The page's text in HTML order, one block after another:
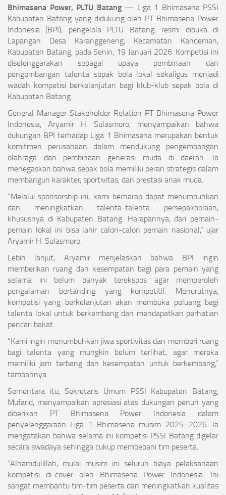
Bhimasena Power, PLTU Batang— Liga 1 Bhimasena PSSI
Kabupaten Batang yang didukung oleh PT Bhimasena Power
Indonesia (BPI), pengelola PLTU Batang, resmi dibuka di
Lapangan Desa Karanggeneng, Kecamatan Kandeman,
Kabupaten Batang, pada Senin, 19 Januari 2026. Kompetisi ini
diselenggarakan sebagai upaya pembinaan dan
pengembangan talenta sepak bola lokal sekaligus menjadi
wadah kompetisi berkelanjutan bagi klub-klub sepak bola di
Kabupaten Batang.
General Manager Stakeholder Relation PT Bhimasena Power
Indonesia, Aryamir H. Sulasmoro, menyampaikan bahwa
dukungan BPI terhadap Liga 1 Bhimasena merupakan bentuk
komitmen perusahaan dalam mendukung pengembangan
olahraga dan pembinaan generasi muda di daerah. Ia
menegaskan bahwa sepak bola memiliki peran strategis dalam
membangun karakter, sportivitas, dan prestasi anak muda.
“Melalui sponsorship ini, kami berharap dapat menumbuhkan
dan meningkatkan talenta-talenta persepakbolaan,
khususnya di Kabupaten Batang. Harapannya, dari pemain-
pemain lokal ini bisa lahir calon-calon pemain nasional,” ujar
Aryamir H. Sulasmoro.
Lebih lanjut, Aryamir menjelaskan bahwa BPI ingin
memberikan ruang dan kesempatan bagi para pemain yang
selama ini belum banyak terekspos agar memperoleh
pengalaman bertanding yang kompetitif. Menurutnya,
kompetisi yang berkelanjutan akan membuka peluang bagi
talenta lokal untuk berkembang dan mendapatkan perhatian
pencari bakat.
“Kami ingin menumbuhkan jiwa sportivitas dan memberi ruang
bagi talenta yang mungkin belum terlihat, agar mereka
memiliki jam terbang dan kesempatan untuk berkembang,”
tambahnya.
Sementara itu, Sekretaris Umum PSSI Kabupaten Batang,
Mufarid, menyampaikan apresiasi atas dukungan penuh yang
diberikan PT Bhimasena Power Indonesia dalam
penyelenggaraan Liga 1 Bhimasena musim 2025–2026. Ia
mengatakan bahwa selama ini kompetisi PSSI Batang digelar
secara swadaya sehingga cukup membebani tim peserta.
“Alhamdulillah, mulai musim ini seluruh biaya pelaksanaan
kompetisi di-cover oleh Bhimasena Power Indonesia. Ini
sangat membantu tim-tim peserta dan meningkatkan kualitas